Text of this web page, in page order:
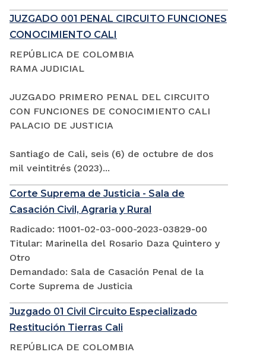
JUZGADO 001 PENAL CIRCUITO FUNCIONES
CONOCIMIENTO CALI
REPÚBLICA DE COLOMBIA
RAMA JUDICIAL
JUZGADO PRIMERO PENAL DEL CIRCUITO
CON FUNCIONES DE CONOCIMIENTO CALI
PALACIO DE JUSTICIA
Santiago de Cali, seis (6) de octubre de dos
mil veintitrés (2023)...
Corte Suprema de Justicia - Sala de
Casación Civil, Agraria y Rural
Radicado: 11001-02-03-000-2023-03829-00
Titular: Marinella del Rosario Daza Quintero y
Otro
Demandado: Sala de Casación Penal de la
Corte Suprema de Justicia
Juzgado 01 Civil Circuito Especializado
Restitución Tierras Cali
REPÚBLICA DE COLOMBIA